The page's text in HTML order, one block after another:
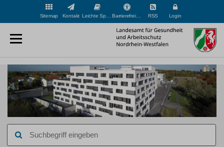
Sitemap Kontakt Barrierefreiheit RSS Login
eingeben